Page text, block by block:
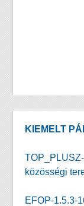
KIEMELT
közösségi
EFOP-1.5.3-